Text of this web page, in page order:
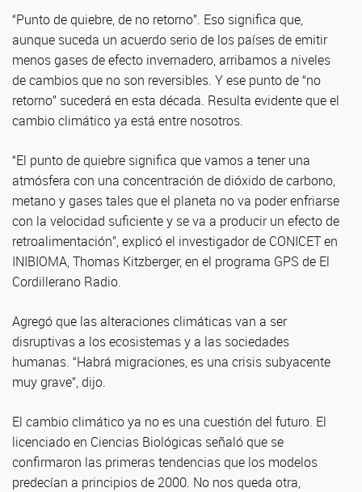
“Punto de quiebre, de no retorno”. Eso significa que,
aunque suceda un acuerdo serio de los países de emitir
menos gases de efecto invernadero, arribamos a niveles
de cambios que no son reversibles. Y ese punto de “no
retorno” sucederá en esta década. Resulta evidente que el
cambio climático ya está entre nosotros.
“El punto de quiebre significa que vamos a tener una
atmósfera con una concentración de dióxido de carbono,
metano y gases tales que el planeta no va poder enfriarse
con la velocidad suficiente y se va a producir un efecto de
retroalimentación”, explicó el investigador de CONICET en
INIBIOMA, Thomas Kitzberger, en el programa GPS de El
Cordillerano Radio.
Agregó que las alteraciones climáticas van a ser
disruptivas a los ecosistemas y a las sociedades
humanas. “Habrá migraciones, es una crisis subyacente
muy grave”, dijo.
El cambio climático ya no es una cuestión del futuro. El
licenciado en Ciencias Biológicas señaló que se
confirmaron las primeras tendencias que los modelos
predecían a principios de 2000. No nos queda otra,